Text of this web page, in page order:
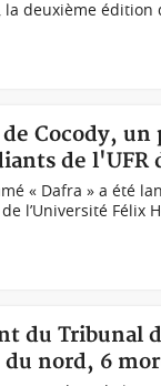
la deuxième
Cocody,
de l'UFR
« Dafra » a été
l’Université Félix
du
nord, 6